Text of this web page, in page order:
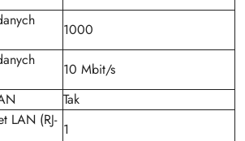
1000
10 Mbit/s
Tak
LAN (RJ-
1